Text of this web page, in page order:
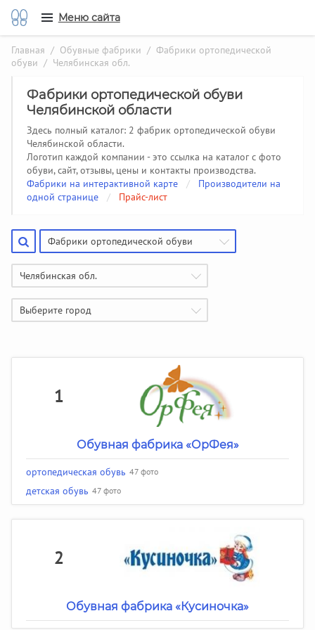
Меню сайта
Главная / Обувные фабрики / Фабрики ортопедической
обуви / Челябинская обл.
Фабрики ортопедической обуви
Челябинской области
Здесь полный каталог: 2 фабрик ортопедической обуви
Челябинской области.
Логотип каждой компании - это ссылка на каталог с фото
обуви, сайт, отзывы, цены и контакты производства.
Фабрики на интерактивной карте
/
Производители на
одной странице
/ Прайс-лист
Фабрики ортопедической обуви
Челябинская обл.
Выберите город
1
Обувная фабрика «ОрФея»
ортопедическая обувь 47 фото
детская обувь 47 фото
2
Обувная фабрика «Кусиночка»